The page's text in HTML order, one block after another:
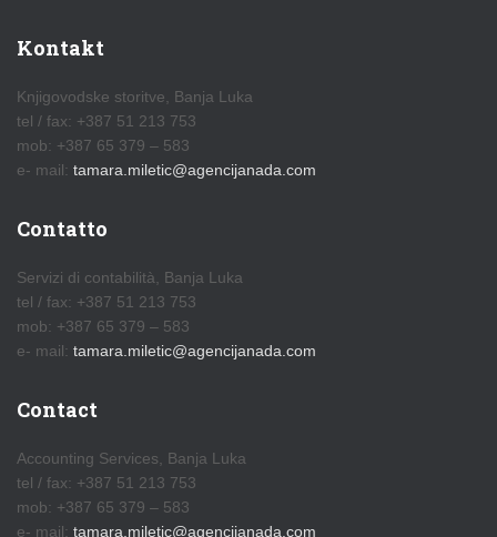
Kontakt
Knjigovodske storitve, Banja Luka
tel / fax: +387 51 213 753
mob: +387 65 379 – 583
e- mail: tamara.miletic@agencijanada.com
Contatto
Servizi di contabilità, Banja Luka
tel / fax: +387 51 213 753
mob: +387 65 379 – 583
e- mail: tamara.miletic@agencijanada.com
Contact
Accounting Services, Banja Luka
tel / fax: +387 51 213 753
mob: +387 65 379 – 583
e- mail: tamara.miletic@agencijanada.com